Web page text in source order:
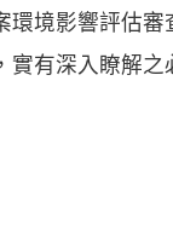
境影響評估
有深入瞭解之